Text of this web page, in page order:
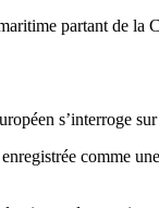
partant de
s’interroge
comme